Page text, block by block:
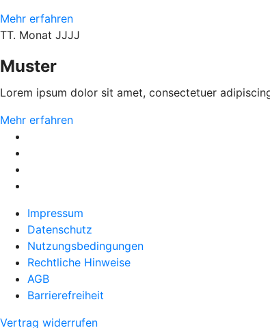
Mehr erfahren
TT. Monat JJJJ
Muster
Lorem ipsum dolor sit amet, consectetuer
Mehr erfahren
Impressum
Datenschutz
Nutzungsbedingungen
Rechtliche Hinweise
AGB
Barrierefreiheit
Vertrag widerrufen